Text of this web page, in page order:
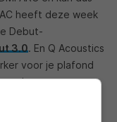
heeft deze week
Debut-
3.0. En Q Acoustics
voor je plafond
de Amerikaanse